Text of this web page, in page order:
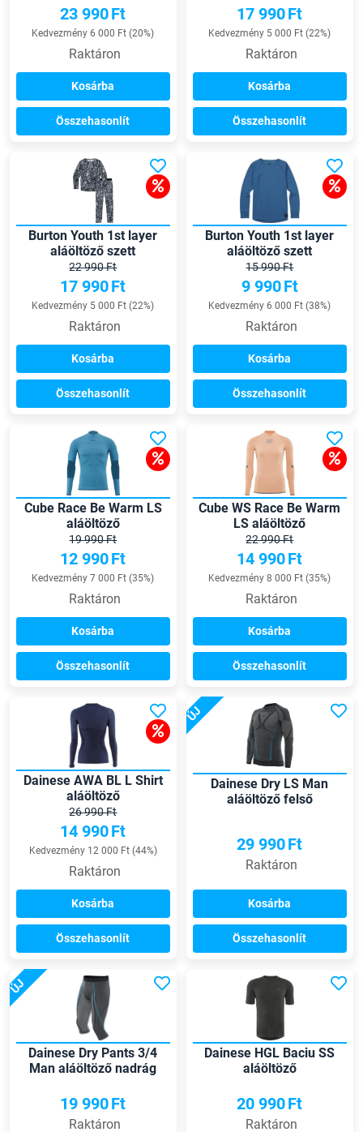
23 990Ft
Kedvezmény 6 000 Ft (20%)
Raktáron
Kosárba
Összehasonlít
17 990Ft
Kedvezmény 5 000 Ft (22%)
Raktáron
Kosárba
Összehasonlít
Burton Youth 1st layer
aláöltöző szett
22 990 Ft
17 990Ft
Kedvezmény 5 000 Ft (22%)
Raktáron
Kosárba
Összehasonlít
Burton Youth 1st layer
aláöltöző szett
15 990 Ft
9 990Ft
Kedvezmény 6 000 Ft (38%)
Raktáron
Kosárba
Összehasonlít
Cube Race Be Warm LS
aláöltöző
19 990 Ft
12 990Ft
Kedvezmény 7 000 Ft (35%)
Raktáron
Kosárba
Összehasonlít
Cube WS Race Be Warm
LS aláöltöző
22 990 Ft
14 990Ft
Kedvezmény 8 000 Ft (35%)
Raktáron
Kosárba
Összehasonlít
Dainese AWA BL L Shirt
aláöltöző
26 990 Ft
14 990Ft
Kedvezmény 12 000 Ft (44%)
Raktáron
Kosárba
Összehasonlít
ÚJ
Dainese Dry LS Man
aláöltöző felső
29 990Ft
Raktáron
Kosárba
Összehasonlít
ÚJ
Dainese Dry Pants 3/4
Man aláöltöző nadrág
19 990Ft
Raktáron
Dainese HGL Baciu SS
aláöltöző
20 990Ft
Raktáron